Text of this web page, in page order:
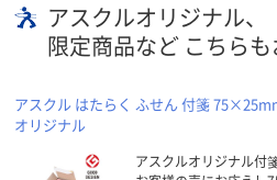
アスクルオリジナル、
限定商品など こちら
アスクル はたらく ふせん 付箋
オリジナル
アスクルオリジナル付